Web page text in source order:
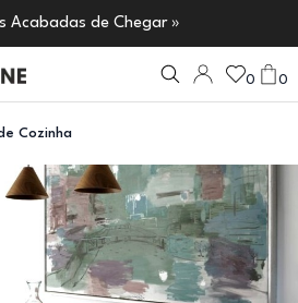
Acabadas de Chegar »
0 0
Cozinha